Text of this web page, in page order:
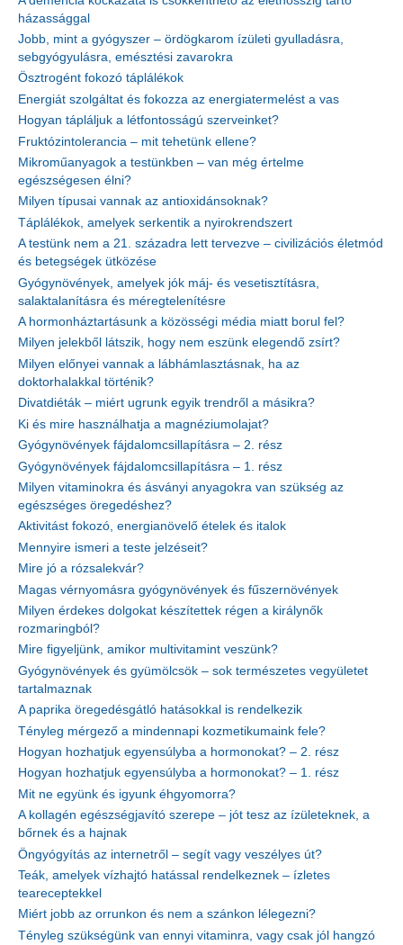
házassággal
Jobb, mint a gyógyszer – ördögkarom ízületi gyulladásra,
sebgyógyulásra, emésztési zavarokra
Ösztrogént fokozó táplálékok
Energiát szolgáltat és fokozza az energiatermelést a vas
Hogyan tápláljuk a létfontosságú szerveinket?
Fruktózintolerancia – mit tehetünk ellene?
Mikroműanyagok a testünkben – van még értelme
egészségesen élni?
Milyen típusai vannak az antioxidánsoknak?
Táplálékok, amelyek serkentik a nyirokrendszert
A testünk nem a 21. századra lett tervezve – civilizációs életmód
és betegségek ütközése
Gyógynövények, amelyek jók máj- és vesetisztításra,
salaktalanításra és méregtelenítésre
A hormonháztartásunk a közösségi média miatt borul fel?
Milyen jelekből látszik, hogy nem eszünk elegendő zsírt?
Milyen előnyei vannak a lábhámlasztásnak, ha az
doktorhalakkal történik?
Divatdiéták – miért ugrunk egyik trendről a másikra?
Ki és mire használhatja a magnéziumolajat?
Gyógynövények fájdalomcsillapításra – 2. rész
Gyógynövények fájdalomcsillapításra – 1. rész
Milyen vitaminokra és ásványi anyagokra van szükség az
egészséges öregedéshez?
Aktivitást fokozó, energianövelő ételek és italok
Mennyire ismeri a teste jelzéseit?
Mire jó a rózsalekvár?
Magas vérnyomásra gyógynövények és fűszernövények
Milyen érdekes dolgokat készítettek régen a királynők
rozmaringból?
Mire figyeljünk, amikor multivitamint veszünk?
Gyógynövények és gyümölcsök – sok természetes vegyületet
tartalmaznak
A paprika öregedésgátló hatásokkal is rendelkezik
Tényleg mérgező a mindennapi kozmetikumaink fele?
Hogyan hozhatjuk egyensúlyba a hormonokat? – 2. rész
Hogyan hozhatjuk egyensúlyba a hormonokat? – 1. rész
Mit ne együnk és igyunk éhgyomorra?
A kollagén egészségjavító szerepe – jót tesz az ízületeknek, a
bőrnek és a hajnak
Öngyógyítás az internetről – segít vagy veszélyes út?
Teák, amelyek vízhajtó hatással rendelkeznek – ízletes
teareceptekkel
Miért jobb az orrunkon és nem a szánkon lélegezni?
Tényleg szükségünk van ennyi vitaminra, vagy csak jól hangzó